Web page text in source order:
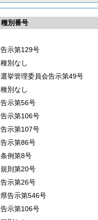
種別番号
告示第129号
種別なし
選挙管理委員会告示第49号
種別なし
告示第56号
告示第106号
告示第107号
告示第86号
条例第8号
規則第20号
告示第26号
県告示第546号
告示第106号